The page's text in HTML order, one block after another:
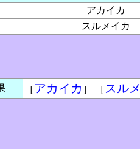
アカイカ
スルメイカ
［ アカイカ ］ ［ スル